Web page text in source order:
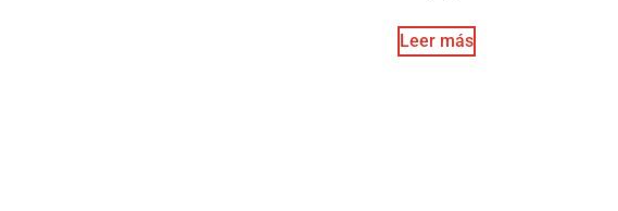
Leer más